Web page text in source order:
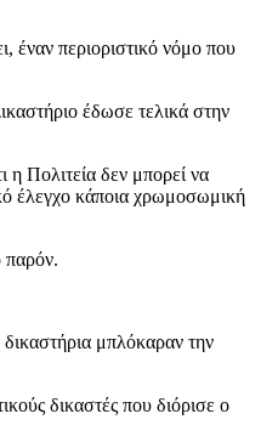
περιοριστικό νόμο που
έδωσε τελικά στην
η Πολιτεία δεν μπορεί να
έλεγχο κάποια χρωμοσωμική
παρόν.
μπλόκαραν την
δικαστές που διόρισε ο